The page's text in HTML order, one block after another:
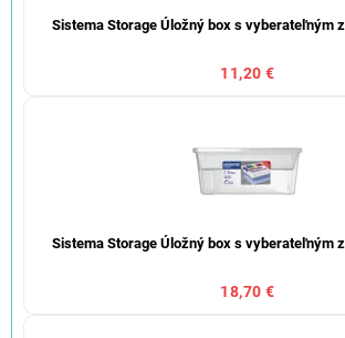
Sistema Storage Úložný box s vyberateľným
11,20 €
Sistema Storage Úložný box s vyberateľným
18,70 €